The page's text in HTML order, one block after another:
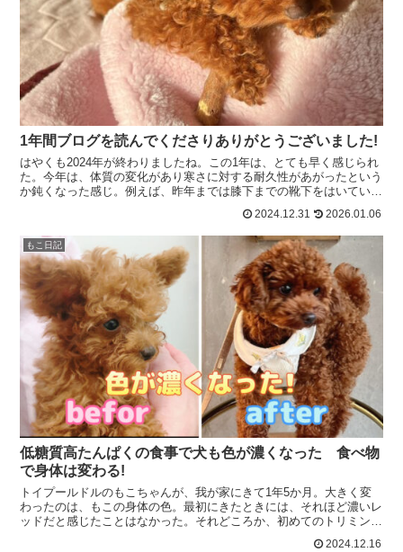
1年間ブログを読んでくださりありがとうございました!
はやくも2024年が終わりましたね。この1年は、とても早く感じられ
た。今年は、体質の変化があり寒さに対する耐久性があがったという
か鈍くなった感じ。例えば、昨年までは膝下までの靴下をはいてい
た。それも暖かいやつ。あまりにも寒がりなので、今年は...
2024.12.31 2026.01.06
もこ日記
低糖質高たんぱくの食事で犬も色が濃くなった 食べ物
で身体は変わる!
トイプールドルのもこちゃんが、我が家にきて1年5か月。大きく変
わったのは、もこの身体の色。最初にきたときには、それほど濃いレ
ッドだと感じたことはなかった。それどころか、初めてのトリミング
に行く前には、毛並みが悪くて、なんか野良犬のような感じ...
2024.12.16